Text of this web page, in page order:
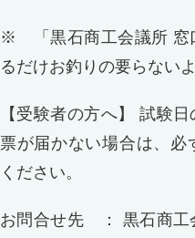
※ 「黒石商工会議所 窓
るだけお釣りの要らない
【受験者の方へ】 試験
票が届かない場合は、必
ください。
お問合せ先 ： 黒石商